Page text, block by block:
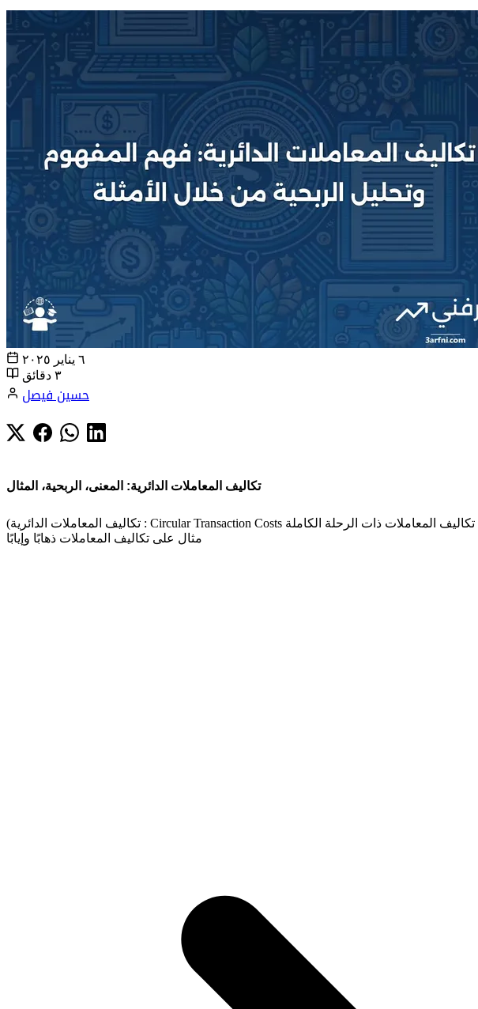
٦ يناير ٢٠٢٥
٣ دقائق
حسين فيصل
تكاليف المعاملات الدائرية: المعنى، الربحية، المثال
مثال على تكاليف المعاملات ذهابًا وإيابًا